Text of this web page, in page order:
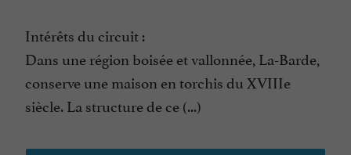
Intérêts du circuit :
Dans une région boisée et vallonnée, La-Barde,
conserve une maison en torchis du XVIIIe
siècle. La structure de ce (...)